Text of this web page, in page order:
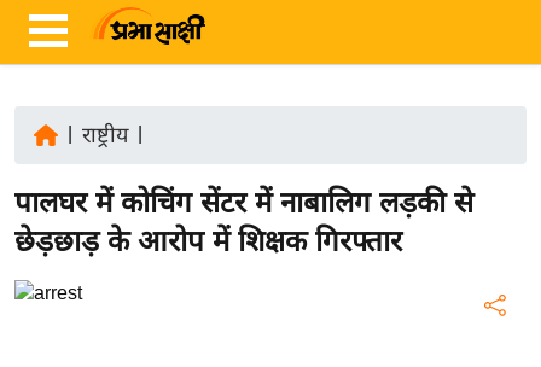
ज़ा
ख
र
राष्ट्रीय|
पालघर में कोचिंग सेंटर में नाबालिग लड़की से
छेड़छाड़ के आरोप में शिक्षक गिरफ्तार